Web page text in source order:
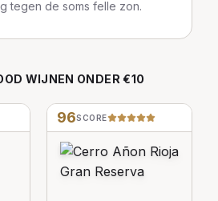
tegen de soms felle zon.
WIJNEN ONDER €10
96SCORE